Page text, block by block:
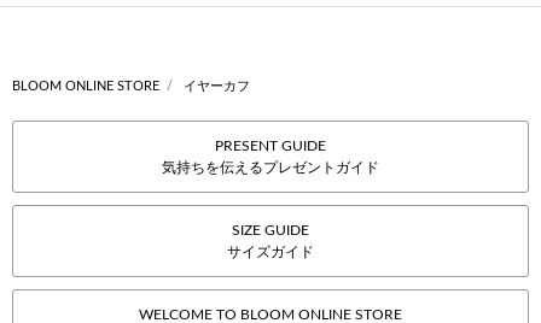
BLOOM ONLINE STORE イヤーカフ
PRESENT GUIDE
気持ちを伝えるプレゼントガイド
SIZE GUIDE
サイズガイド
WELCOME TO BLOOM ONLINE STORE